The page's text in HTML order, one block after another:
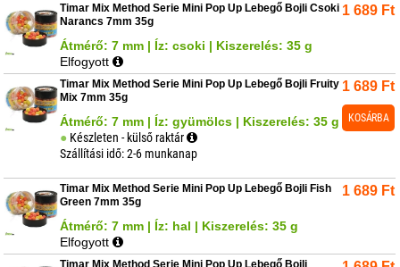
Timar Mix Method Serie Mini Pop Up Lebegő Bojli Csoki
Narancs 7mm 35g
Átmérő: 7 mm | Íz: csoki | Kiszerelés: 35 g
Elfogyott
1 689 Ft
Timar Mix Method Serie Mini Pop Up Lebegő Bojli Fruity
Mix 7mm 35g
Átmérő: 7 mm | Íz: gyümölcs | Kiszerelés: 35 g
Készleten - külső raktár
Szállítási idő: 2-6 munkanap
1 689 Ft
KOSÁRBA
Timar Mix Method Serie Mini Pop Up Lebegő Bojli Fish
Green 7mm 35g
Átmérő: 7 mm | Íz: hal | Kiszerelés: 35 g
Elfogyott
1 689 Ft
Timar Mix Method Serie Mini Pop Up Lebegő Bojli